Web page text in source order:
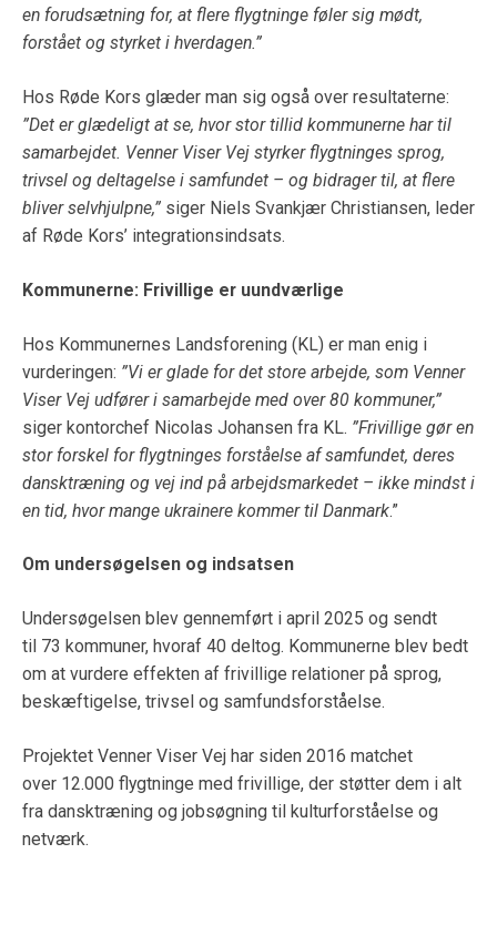
en forudsætning for, at flere flygtninge føler sig mødt,
forstået og styrket i hverdagen.”
Hos Røde Kors glæder man sig også over resultaterne:
”Det er glædeligt at se, hvor stor tillid kommunerne har til
samarbejdet. Venner Viser Vej styrker flygtninges sprog,
trivsel og deltagelse i samfundet – og bidrager til, at flere
bliver selvhjulpne,” siger Niels Svankjær Christiansen, leder
af Røde Kors’ integrationsindsats.
Kommunerne: Frivillige er uundværlige
Hos Kommunernes Landsforening (KL) er man enig i
vurderingen: ”Vi er glade for det store arbejde, som Venner
Viser Vej udfører i samarbejde med over 80 kommuner,”
siger kontorchef Nicolas Johansen fra KL. ”Frivillige gør en
stor forskel for flygtninges forståelse af samfundet, deres
dansktræning og vej ind på arbejdsmarkedet – ikke mindst i
en tid, hvor mange ukrainere kommer til Danmark.”
Om undersøgelsen og indsatsen
Undersøgelsen blev gennemført i april 2025 og sendt
til 73 kommuner, hvoraf 40 deltog. Kommunerne blev bedt
om at vurdere effekten af frivillige relationer på sprog,
beskæftigelse, trivsel og samfundsforståelse.
Projektet Venner Viser Vej har siden 2016 matchet
over 12.000 flygtninge med frivillige, der støtter dem i alt
fra dansktræning og jobsøgning til kulturforståelse og
netværk.